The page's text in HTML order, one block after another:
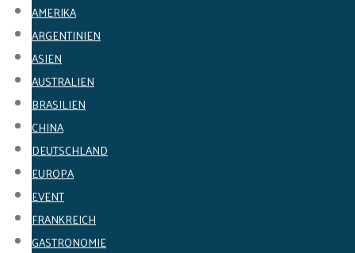
AMERIKA
ARGENTINIEN
ASIEN
AUSTRALIEN
BRASILIEN
CHINA
DEUTSCHLAND
EUROPA
EVENT
FRANKREICH
GASTRONOMIE